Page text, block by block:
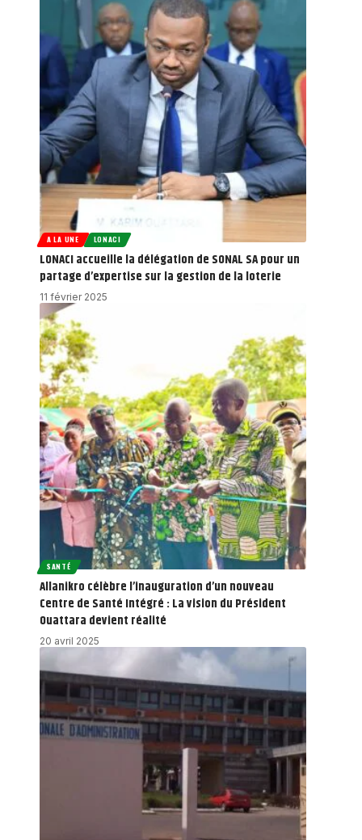
A LA UNE LONACI
LONACI accueille la délégation de SONAL SA pour un
partage d’expertise sur la gestion de la loterie
11 février 2025
SANTÉ
Allanikro célèbre l’inauguration d’un nouveau
Centre de Santé Intégré : La vision du Président
Ouattara devient réalité
20 avril 2025